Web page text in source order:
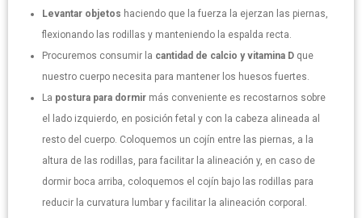
Levantar objetos haciendo que la fuerza la ejerzan las piernas,
flexionando las rodillas y manteniendo la espalda recta.
Procuremos consumir la cantidad de calcio y vitamina D que
nuestro cuerpo necesita para mantener los huesos fuertes.
La postura para dormir más conveniente es recostarnos sobre
el lado izquierdo, en posición fetal y con la cabeza alineada al
resto del cuerpo. Coloquemos un cojín entre las piernas, a la
altura de las rodillas, para facilitar la alineación y, en caso de
dormir boca arriba, coloquemos el cojín bajo las rodillas para
reducir la curvatura lumbar y facilitar la alineación corporal.